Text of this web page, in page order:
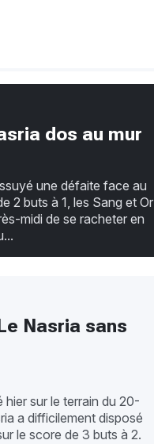
dos au mur
une défaite face au
2 buts à 1, les Sang et Or
midi de se racheter en
Nasria sans
sur le terrain du 20-
a difficilement disposé
le score de 3 buts à 2.